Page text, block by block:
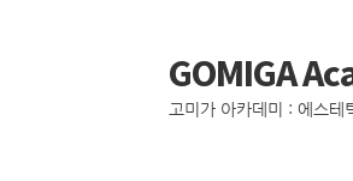
GOMIGA
고미가 아카데미 : 에스